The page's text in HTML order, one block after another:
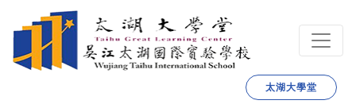
跳转到主要内容
太湖大學堂